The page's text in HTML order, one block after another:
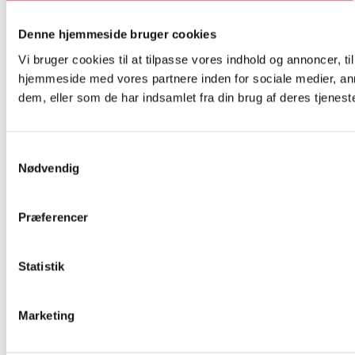
Denne hjemmeside bruger cookies
Vi bruger cookies til at tilpasse vores indhold og annoncer,
hjemmeside med vores partnere inden for sociale medier,
dem, eller som de har indsamlet fra din brug af deres
Nødvendig
Præferencer
Statistik
Marketing